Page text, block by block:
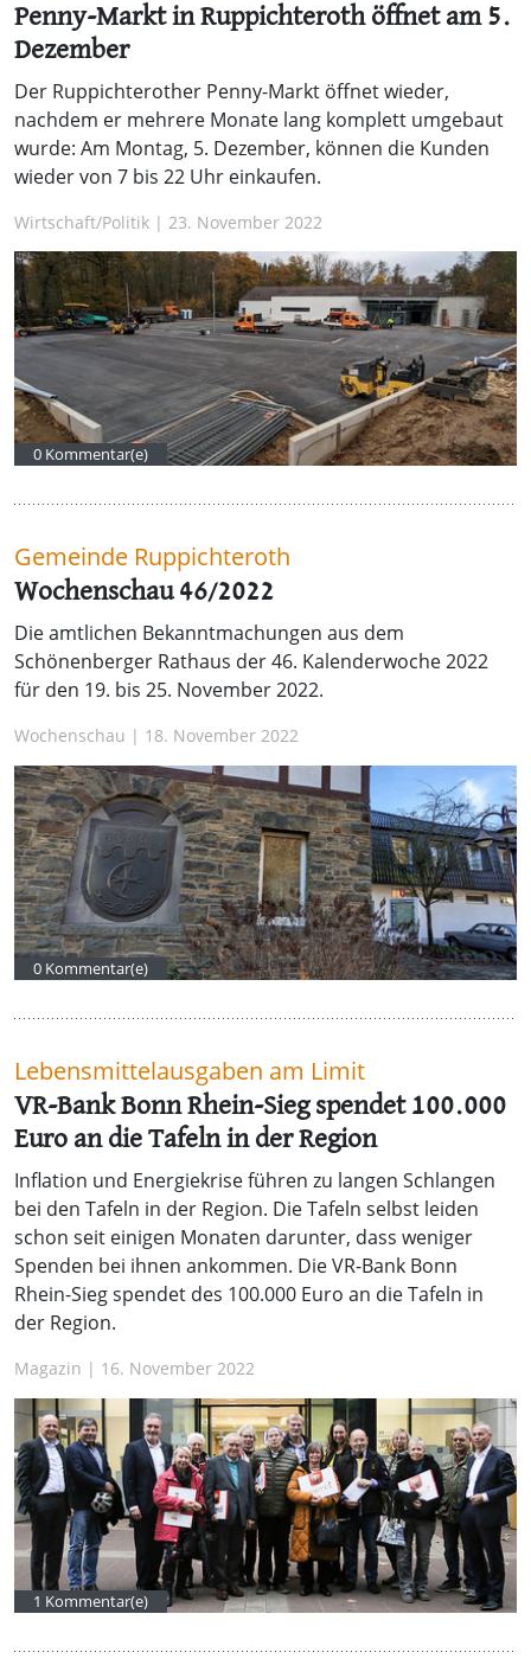
Penny-Markt in Ruppichteroth öffnet am 5.
Dezember
Der Ruppichterother Penny-Markt öffnet wieder,
nachdem er mehrere Monate lang komplett umgebaut
wurde: Am Montag, 5. Dezember, können die Kunden
wieder von 7 bis 22 Uhr einkaufen.
Wirtschaft/Politik | 23. November 2022
0 Kommentar(e)
Gemeinde Ruppichteroth
Wochenschau 46/2022
Die amtlichen Bekanntmachungen aus dem
Schönenberger Rathaus der 46. Kalenderwoche 2022
für den 19. bis 25. November 2022.
Wochenschau | 18. November 2022
0 Kommentar(e)
Lebensmittelausgaben am Limit
VR-Bank Bonn Rhein-Sieg spendet 100.000
Euro an die Tafeln in der Region
Inflation und Energiekrise führen zu langen Schlangen
bei den Tafeln in der Region. Die Tafeln selbst leiden
schon seit einigen Monaten darunter, dass weniger
Spenden bei ihnen ankommen. Die VR-Bank Bonn
Rhein-Sieg spendet des 100.000 Euro an die Tafeln in
der Region.
Magazin | 16. November 2022
1 Kommentar(e)